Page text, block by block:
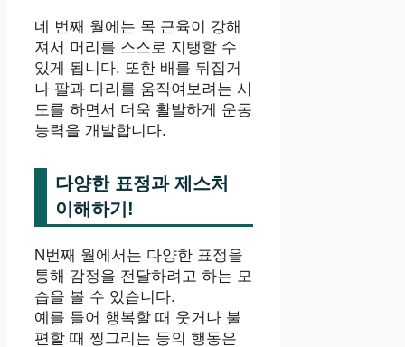
네 번째 월에는 목 근육이 강해
져서 머리를 스스로 지탱할 수
있게 됩니다. 또한 배를 뒤집거
나 팔과 다리를 움직여보려는 시
도를 하면서 더욱 활발하게 운동
능력을 개발합니다.
다양한 표정과 제스처
이해하기!
N번째 월에서는 다양한 표정을
통해 감정을 전달하려고 하는 모
습을 볼 수 있습니다.
예를 들어 행복할 때 웃거나 불
편할 때 찡그리는 등의 행동은